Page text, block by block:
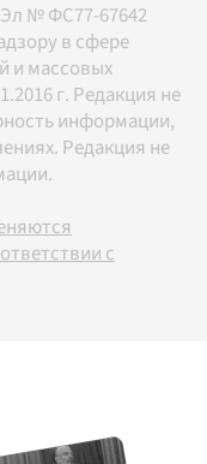
№ ФС77-67642
в сфере
и массовых
г. Редакция не
информации,
Редакция не
с